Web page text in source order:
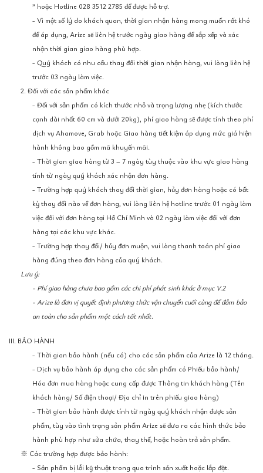
” hoặc Hotline 028 3512 2785 để được hỗ trợ.
- Vì một số lý do khách quan, thời gian nhận hàng mong muốn rất khó
để áp dụng, Arize sẽ liên hệ trước ngày giao hàng để sắp xếp và xác
nhận thời gian giao hàng phù hợp.
- Quý khách có nhu cầu thay đổi thời gian nhận hàng, vui lòng liên hệ
trước 03 ngày làm việc.
2. Đối với các sản phẩm khác
- Đối với sản phẩm có kích thước nhỏ và trọng lượng nhẹ (kích thước
cạnh dài nhất 60 cm và dưới 20kg), phí giao hàng sẽ được tính theo phí
dịch vụ Ahamove, Grab hoặc Giao hàng tiết kiệm áp dụng mức giá hiện
hành không bao gồm mã khuyến mãi.
- Thời gian giao hàng từ 3 – 7 ngày tùy thuộc vào khu vực giao hàng
tính từ ngày quý khách xác nhận đơn hàng.
- Trường hợp quý khách thay đổi thời gian, hủy đơn hàng hoặc có bất
kỳ thay đổi nào về đơn hàng, vui lòng liên hệ hotline trước 01 ngày làm
việc đối với đơn hàng tại Hồ Chí Minh và 02 ngày làm việc đối với đơn
hàng tại các khu vực khác.
- Trường hợp thay đổi/ hủy đơn muộn, vui lòng thanh toán phí giao
hàng đúng theo đơn hàng của quý khách.
Lưu ý:
- Phí giao hàng chưa bao gồm các chi phí phát sinh khác ở mục V.2
- Arize là đơn vị quyết định phương thức vận chuyển cuối cùng để đảm bảo
an toàn cho sản phẩm một cách tốt nhất.
III. BẢO HÀNH
- Thời gian bảo hành (nếu có) cho các sản phẩm của Arize là 12 tháng.
- Dịch vụ bảo hành áp dụng cho các sản phẩm có Phiếu bảo hành/
Hóa đơn mua hàng hoặc cung cấp được Thông tin khách hàng (Tên
khách hàng/ Số điện thoại/ Địa chỉ in trên phiếu giao hàng)
- Thời gian bảo hành được tính từ ngày quý khách nhận được sản
phẩm, tùy vào tình trạng sản phẩm Arize sẽ đưa ra các hình thức bảo
hành phù hợp như sửa chữa, thay thế, hoặc hoàn trả sản phẩm.
※ Các trường hợp được bảo hành:
- Sản phẩm bị lỗi kỹ thuật trong qua trình sản xuất hoặc lắp đặt.